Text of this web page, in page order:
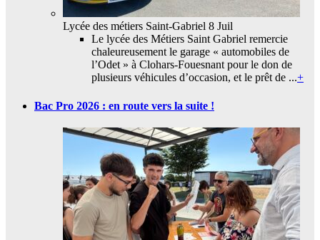
Lycée des métiers Saint-Gabriel 8 Juil
Le lycée des Métiers Saint Gabriel remercie
chaleureusement le garage « automobiles de
l’Odet » à Clohars-Fouesnant pour le don de
plusieurs véhicules d’occasion, et le prêt de ...+
Bac Pro 2026 : en route vers la suite !